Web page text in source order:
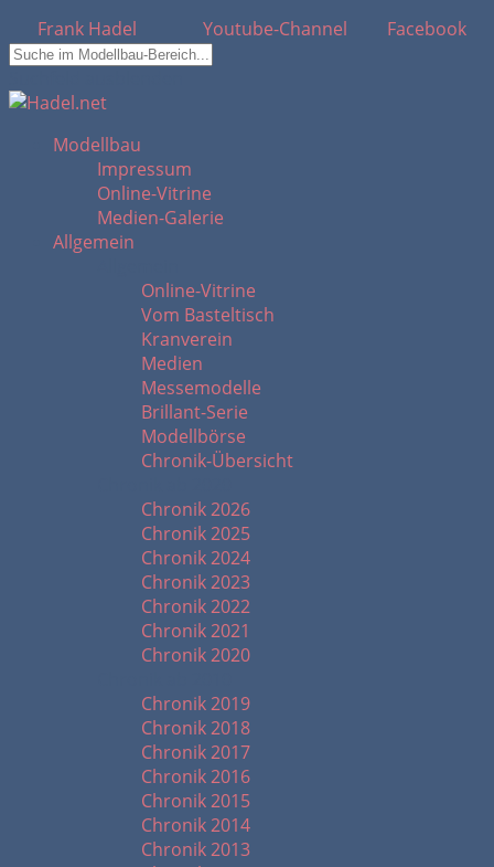
Frank Hadel
Youtube-Channel Facebook
Modellbau
Impressum
Online-Vitrine
Medien-Galerie
Allgemein
Online-Vitrine
Vom Basteltisch
Kranverein
Medien
Messemodelle
Brillant-Serie
Modellbörse
Chronik-Übersicht
Chronik 2026
Chronik 2025
Chronik 2024
Chronik 2023
Chronik 2022
Chronik 2021
Chronik 2020
Chronik 2019
Chronik 2018
Chronik 2017
Chronik 2016
Chronik 2015
Chronik 2014
Chronik 2013